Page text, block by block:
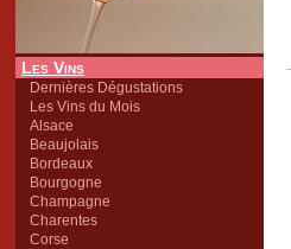
Les Vins
Dernières Dégustations
Les Vins du Mois
Alsace
Beaujolais
Bordeaux
Bourgogne
Champagne
Charentes
Corse